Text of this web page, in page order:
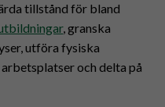
tillstånd för bland
, granska
utföra fysiska
och delta på